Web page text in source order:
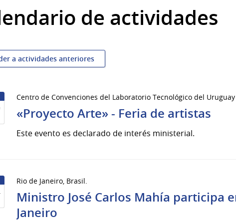
de actividades
a actividades anteriores
Centro de Convenciones del Laboratorio Tecnológico del
«Proyecto Arte» - Feria de artistas
Este evento es declarado de interés ministerial.
Rio de Janeiro, Brasil.
Ministro José Carlos Mahía participa
Janeiro